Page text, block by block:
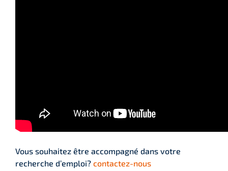
Vous souhaitez être accompagné dans votre
recherche d’emploi? contactez-nous